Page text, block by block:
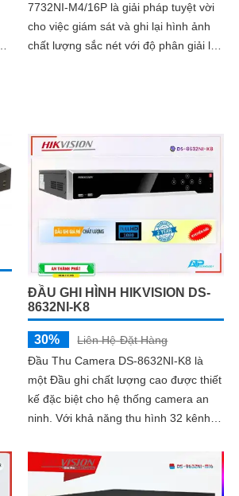
7732NI-M4/16P là giải pháp tuyệt vời
cho việc giám sát và ghi lại hình ảnh
chất lượng sắc nét với độ phân giải lên
ĐẦU GHI HÌNH HIKVISION DS-
8632NI-K8
30%
Liên Hệ-Đặt Hàng
Đầu Thu Camera DS-8632NI-K8 là
một Đầu ghi chất lượng cao được thiết
kế đặc biệt cho hệ thống camera an
ninh. Với khả năng thu hình 32 kênh
và ghi lại hình ảnh chất lượng cực kỳ
sắc nét